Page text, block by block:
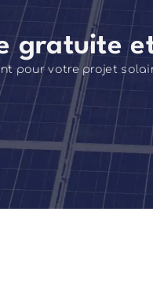
gratuite
pour votre projet